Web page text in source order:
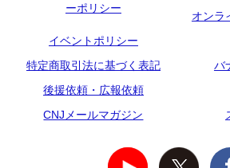
ーポリシー
オンラ
イベントポリシー
特定商取引法に基づく表記
バ
後援依頼・広報依頼
CNJメールマガジン